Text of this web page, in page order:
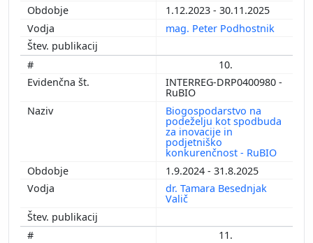
1.12.2023 - 30.11.2025
mag. Peter Podhostnik
10.
INTERREG-DRP0400980 -
RuBIO
Biogospodarstvo na
podeželju kot spodbuda
za inovacije in
podjetniško
konkurenčnost - RuBIO
1.9.2024 - 31.8.2025
dr. Tamara Besednjak
Valič
11.